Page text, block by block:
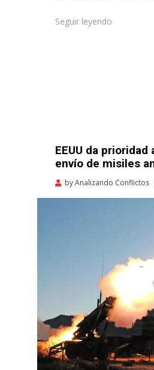
Seguir leyendo
EEUU da prioridad
envío de misiles
byAnalizando Conflictos